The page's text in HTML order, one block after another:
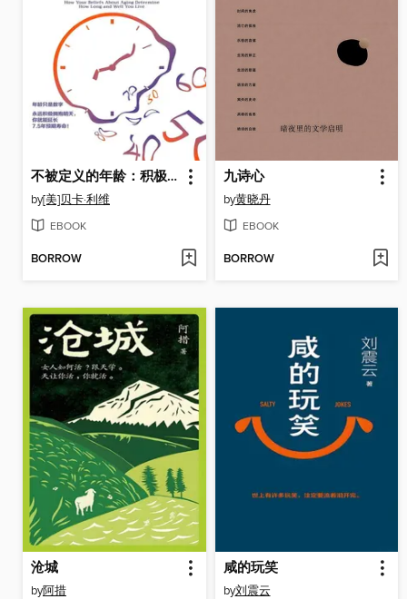
不被定义的年龄：积极年龄观让我们更快乐、健康、长寿
by[美]贝卡·利维
EBOOK
BORROW
九诗心
by黄晓丹
EBOOK
BORROW
沧城
by阿措
咸的玩笑
by刘震云